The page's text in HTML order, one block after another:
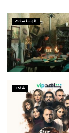
المسلسلات
شاهد